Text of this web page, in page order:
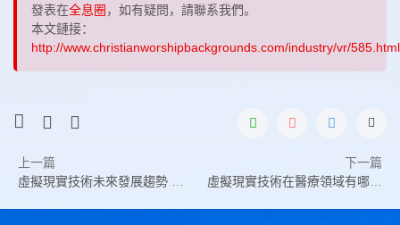
發表在全息圈 ，如有疑問，請聯系我們。
本文鏈接：
http://www.christianworshipbackgrounds.com/industry/vr/585.html
上一篇
虛擬現實技術未來發展趨勢 虛擬現實技術的五個發展趨勢
下一篇
虛擬現實技術在醫療領域有哪些應用